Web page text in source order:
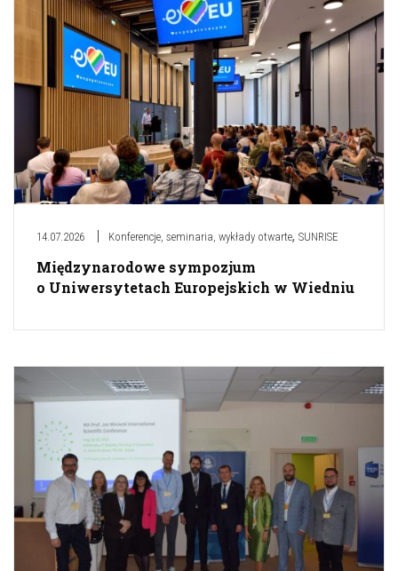
14.07.2026 Konferencje, seminaria, wykłady otwarte, SUNRISE
Międzynarodowe sympozjum
o Uniwersytetach Europejskich w Wiedniu